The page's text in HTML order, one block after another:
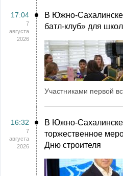
17:04
7
августа
2026
В Южно-
батл-клуб» для
Участниками первой
16:32
7
августа
2026
В Южно-Сахалинске
торжественное
Дню строителя